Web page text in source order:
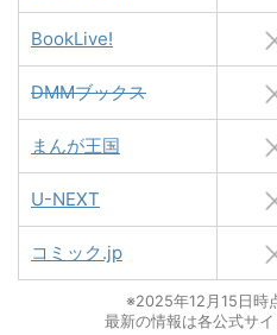
BookLive!
DMMブックス
まんが王国
U-NEXT
コミック.jp
※2025年12月15日時
最新の情報は各公式サイ